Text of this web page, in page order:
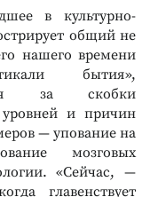
в культурно-
общий не
нашего времени
бытия»,
за скобки
и причин
— упование на
мозговых
«Сейчас, —
главенствует